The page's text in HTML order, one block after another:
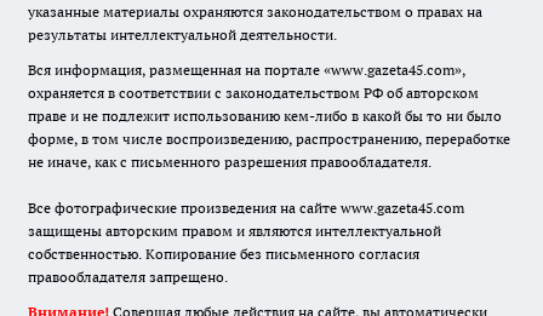
указанные материалы охраняются законодательством о правах на
результаты интеллектуальной деятельности.
Вся информация, размещенная на портале «www.gazeta45.com»,
охраняется в соответствии с законодательством РФ об авторском
праве и не подлежит использованию кем-либо в какой бы то ни было
форме, в том числе воспроизведению, распространению, переработке
не иначе, как с письменного разрешения правообладателя.
Все фотографические произведения на сайте www.gazeta45.com
защищены авторским правом и являются интеллектуальной
собственностью. Копирование без письменного согласия
правообладателя запрещено.
Внимание! Совершая любые действия на сайте, вы автоматически